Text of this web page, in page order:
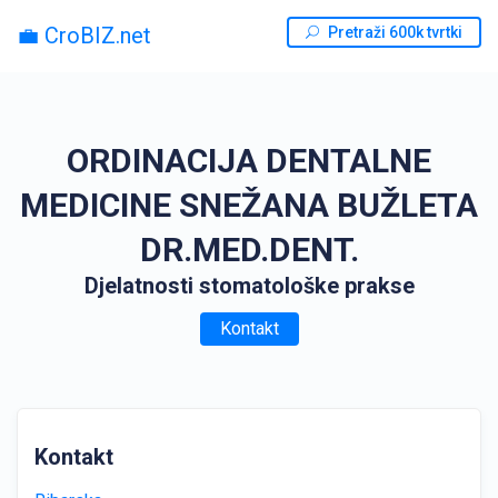
💼 CroBIZ.net Pretraži 600k tvrtki
ORDINACIJA DENTALNE
MEDICINE SNEŽANA BUŽLETA
DR.MED.DENT.
Djelatnosti stomatološke prakse
Kontakt
Kontakt